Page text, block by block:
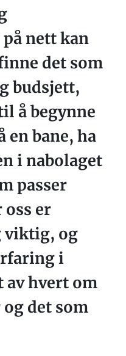
nett kan
det som
budsjett,
å begynne
en bane, ha
i nabolaget
passer
er
viktig, og
i
av hvert om
det som